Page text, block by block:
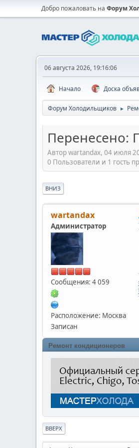
Добро пожаловать на Форум
06 августа 2026, 19:16:06
Начало Доска
Форум Холодильщиков ►
Перенесено:
Автор wartandax, 04 июля
0 Пользователи и 1 гость
ВНИЗ
wartandax
Администратор
Сообщения: 4 059
Расположение: Москва
Записан
Ремонт кондиционеров
ВВЕРХ